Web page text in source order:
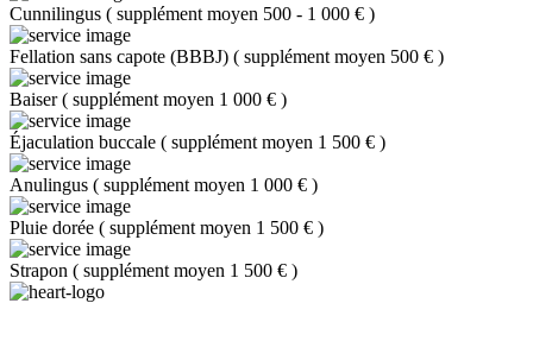
Cunnilingus ( supplément moyen 500 - 1 000 € )
Fellation sans capote (BBBJ) ( supplément moyen 500 € )
Baiser( supplément moyen 1 000 € )
Éjaculation buccale ( supplément moyen 1 500 € )
Anulingus ( supplément moyen 1 000 € )
Pluie dorée ( supplément moyen 1 500 € )
Strapon ( supplément moyen 1 500 € )